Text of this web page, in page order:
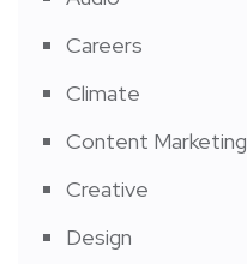
Careers
Climate
Content Marketing
Creative
Design